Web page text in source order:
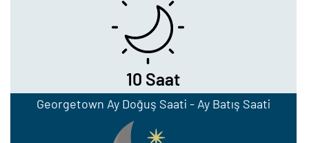
10 Saat
Georgetown Ay Doğuş Saati - Ay Batış Saati